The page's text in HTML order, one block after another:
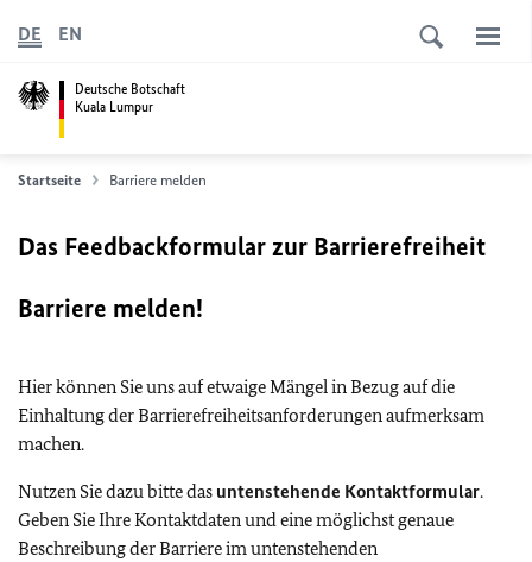
Deutsche Botschaft
Kuala Lumpur
DE EN
Startseite Barriere melden
Das Feedbackformular zur Barrierefreiheit
Barriere melden!
Hier können Sie uns auf etwaige Mängel in Bezug auf die
Einhaltung der Barrierefreiheitsanforderungen aufmerksam
machen.
Nutzen Sie dazu bitte das untenstehende Kontaktformular.
Geben Sie Ihre Kontaktdaten und eine möglichst genaue
Beschreibung der Barriere im untenstehenden